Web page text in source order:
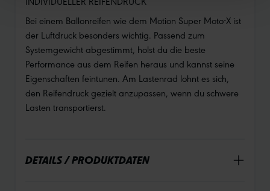
Bei einem Ballonreifen wie dem Motion Super Moto-X ist
der Luftdruck besonders wichtig. Passend zum
Systemgewicht abgestimmt, holst du die beste
Performance aus dem Reifen heraus und kannst seine
Eigenschaften feintunen. Am Lastenrad lohnt es sich,
den Reifendruck gezielt anzupassen, wenn du schwere
Lasten transportierst.
DETAILS / PRODUKTDATEN